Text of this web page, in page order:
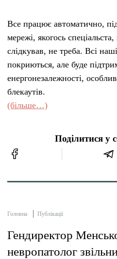
Все працює автоматично,
мережі, якогось
слідкував, не треба. Всі
покриються, але буде
енергонезалежності,
блекаутів.
(більше…)
Поділитися у
Головна Публікації
Гендиректор
невропатолог